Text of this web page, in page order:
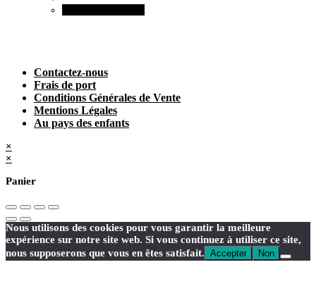
Contactez-nous
Frais de port
Conditions Générales de Vente
Mentions Légales
Au pays des enfants
×
×
Panier
Nous utilisons des cookies pour vous garantir la meilleure
expérience sur notre site web. Si vous continuez à utiliser ce site,
nous supposerons que vous en êtes satisfait. Accepter Non